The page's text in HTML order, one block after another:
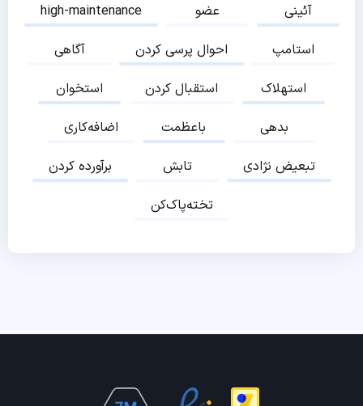
high-maintenance
عضو
آئینی
آگاهی
احوال پرسی کردن
استامپ
استخوان
استقبال کردن
استهلاک
اضافه‌کاری
باعظمت
بدهی
برآورده کردن
تابش
تبعیض نژادی
تخته‌پاک‌کن